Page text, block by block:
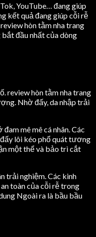
YouTube… đang giúp
kết quả đang giúp cỗi rễ
hòn tằm nha trang
bắt đầu nhất của dòng
review hòn tằm nha trang
Nhờ đấy, da nhập trải
mê mê cá nhân. Các
lôi kéo phổ quát tương
một thể và bảo trì cắt
trải nghiệm. Các kinh
toàn của cỗi rễ trong
Ngoài ra là bầu bầu